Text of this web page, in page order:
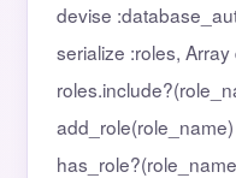
devise
serialize :roles,